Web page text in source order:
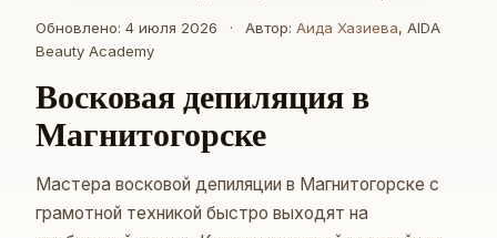
Обновлено: 4 июля 2026 · Автор:Аида Хазиева, AIDA
Beauty Academy
Восковая депиляция в
Магнитогорске
Мастера восковой депиляции в Магнитогорске с
грамотной техникой быстро выходят на